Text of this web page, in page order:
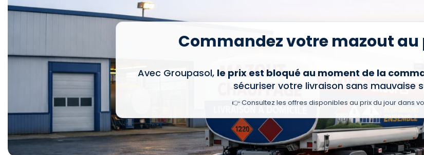
Commandez votre mazout au
Avec Groupasol, le prix est bloqué au moment de la
sécuriser votre livraison sans mauvaise
👉 Consultez les offres disponibles au prix du jour dans